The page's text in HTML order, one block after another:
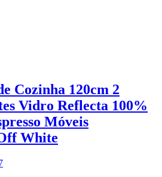
Cozinha 120cm 2
Vidro Reflecta 100%
Móveis
White